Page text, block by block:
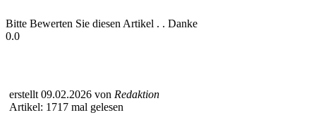
Bitte Bewerten Sie diesen Artikel . . Danke
0.0
erstellt 09.02.2026 von Redaktion
Artikel: 1717 mal gelesen